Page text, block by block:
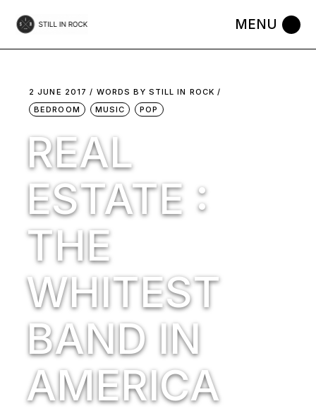
the
2 JUNE 2017 WORDS BY STILL IN ROCK
BEDROOM
MUSIC POP
REAL
ESTATE :
THE
WHITEST
BAND IN
AMERICA